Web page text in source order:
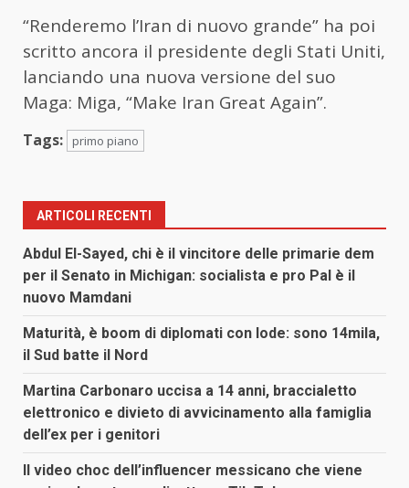
“Renderemo l’Iran di nuovo grande” ha poi
scritto ancora il presidente degli Stati Uniti,
lanciando una nuova versione del suo
Maga: Miga, “Make Iran Great Again”.
Tags: primo piano
ARTICOLI RECENTI
Abdul El-Sayed, chi è il vincitore delle primarie dem
per il Senato in Michigan: socialista e pro Pal è il
nuovo Mamdani
Maturità, è boom di diplomati con lode: sono 14mila,
il Sud batte il Nord
Martina Carbonaro uccisa a 14 anni, braccialetto
elettronico e divieto di avvicinamento alla famiglia
dell’ex per i genitori
Il video choc dell’influencer messicano che viene